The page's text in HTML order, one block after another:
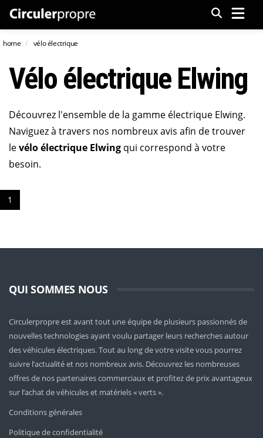
Menu
home vélo électrique
Vélo électrique Elwing
Découvrez l'ensemble de la gamme électrique Elwing.
Naviguez à travers nos nombreux avis afin de trouver
levélo électrique Elwing qui correspond à votre
besoin.
1
QUI SOMMES NOUS
Circulerpropre est avant tout une équipe de plusieurs passionnés de
nouvelles technologies ayant voulu partager leurs recherches autour
des véhicules électriques. Tout au long de votre visite vous pourrez
suivre l’actualité et nos nombreux avis. Découvrez les nombreuses
offres de nos partenaires commerciaux et profitez de prix avantageux
sur l’achat de véhicules et matériels « verts ».
Conditions générales
Politique de confidentialité